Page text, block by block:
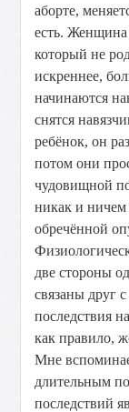
аборте,
есть. Женщина
который не
искреннее,
начинаются
снятся
ребёнок, он
потом они
чудовищной
никак и
обречённой
две стороны
связаны друг
последствия
как правило,
Мне
длительным
последствий